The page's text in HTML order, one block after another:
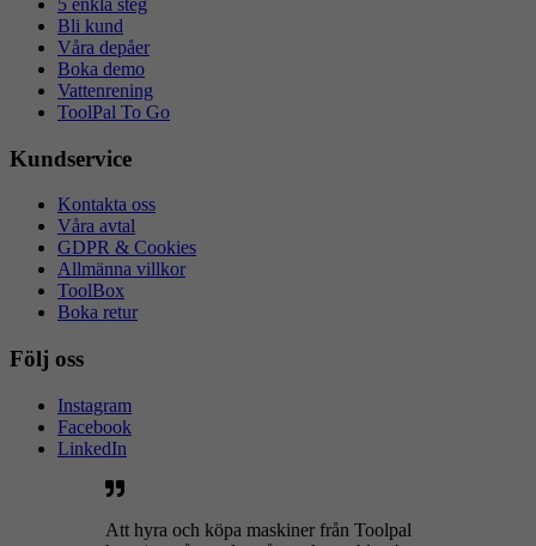
5 enkla steg
Bli kund
Våra depåer
Boka demo
Vattenrening
ToolPal To Go
Kundservice
Kontakta oss
Våra avtal
GDPR & Cookies
Allmänna villkor
ToolBox
Boka retur
Följ oss
Instagram
Facebook
LinkedIn
Att hyra och köpa maskiner från Toolpal